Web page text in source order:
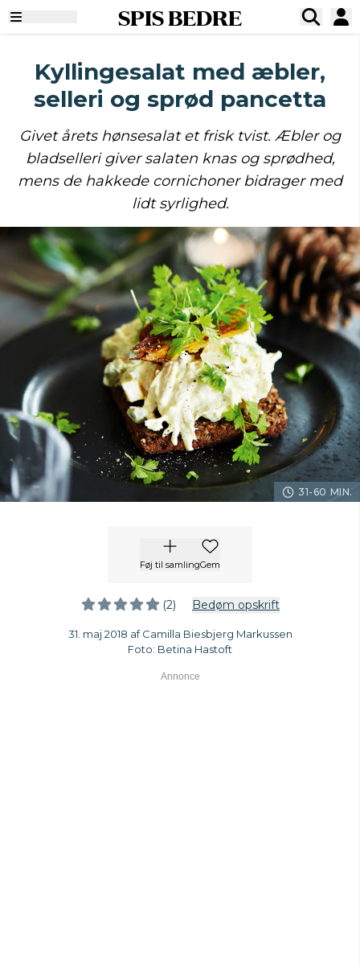
SPIS BEDRE
Kyllingesalat med æbler,
selleri og sprød pancetta
Givet årets hønsesalat et frisk tvist. Æbler og
bladselleri giver salaten knas og sprødhed,
mens de hakkede cornichoner bidrager med
lidt syrlighed.
31-60 MIN.
Føj til samlingGem
(2) Bedøm opskrift
31. maj 2018 af Camilla Biesbjerg Markussen
Foto: Betina Hastoft